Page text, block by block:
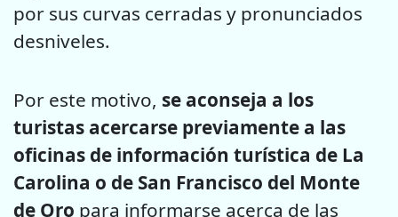
por sus curvas cerradas y pronunciados
desniveles.
Por este motivo, se aconseja a los
turistas acercarse previamente a las
oficinas de información turística de La
Carolina o de San Francisco del Monte
de Oro para informarse acerca de las